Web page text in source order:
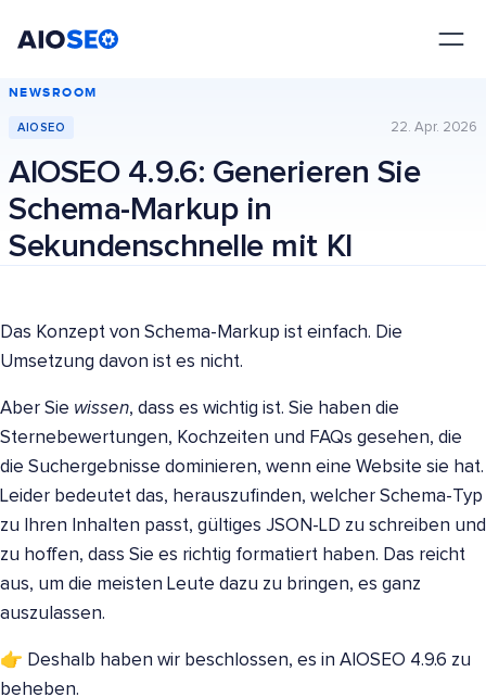
NEWSROOM
AIOSEO 22. Apr. 2026
AIOSEO 4.9.6: Generieren Sie
Schema-Markup in
Sekundenschnelle mit KI
Das Konzept von Schema-Markup ist einfach. Die
Umsetzung davon ist es nicht.
Aber Sie wissen, dass es wichtig ist. Sie haben die
Sternebewertungen, Kochzeiten und FAQs gesehen, die
die Suchergebnisse dominieren, wenn eine Website sie hat.
Leider bedeutet das, herauszufinden, welcher Schema-Typ
zu Ihren Inhalten passt, gültiges JSON-LD zu schreiben und
zu hoffen, dass Sie es richtig formatiert haben. Das reicht
aus, um die meisten Leute dazu zu bringen, es ganz
auszulassen.
👉 Deshalb haben wir beschlossen, es in AIOSEO 4.9.6 zu
beheben.